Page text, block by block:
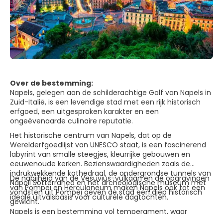
Over de bestemming:
Napels, gelegen aan de schilderachtige Golf van Napels in
Zuid-Italië, is een levendige stad met een rijk historisch
erfgoed, een uitgesproken karakter en een
ongeëvenaarde culinaire reputatie.
Het historische centrum van Napels, dat op de
Werelderfgoedlijst van UNESCO staat, is een fascinerend
labyrint van smalle steegjes, kleurrijke gebouwen en
eeuwenoude kerken. Bezienswaardigheden zoals de
indrukwekkende kathedraal, de ondergrondse tunnels van
Napoli Sotterranea en het archeologische museum met
vondsten uit Pompeï geven de stad een diep historisch
gewicht.
De nabijheid van de Vesuvius-vulkaan en de opgravingen
van Pompeï en Herculaneum maken Napels ook tot een
ideale uitvalsbasis voor culturele dagtochten.
Napels is een bestemming vol temperament, waar